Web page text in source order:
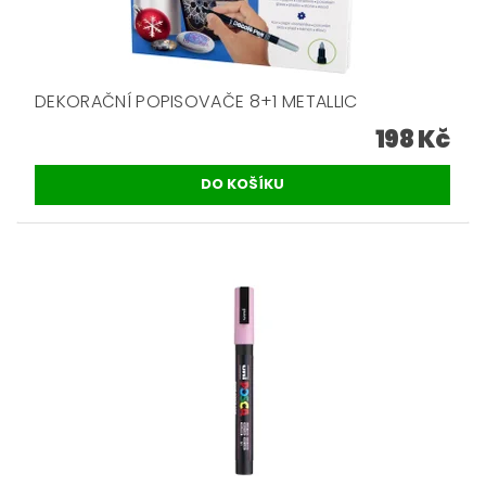
DEKORAČNÍ POPISOVAČE 8+1 METALLIC
198 Kč